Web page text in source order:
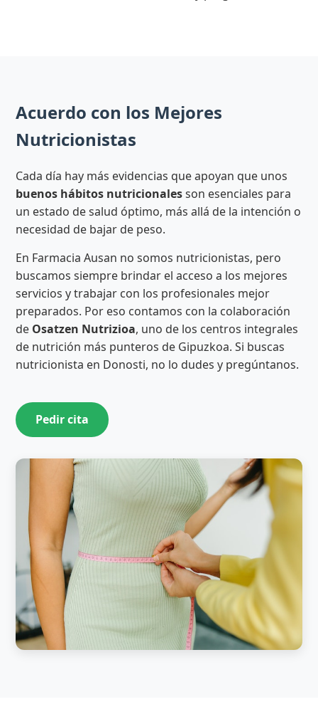
Acuerdo con los Mejores
Nutricionistas
Cada día hay más evidencias que apoyan que unos
buenos hábitos nutricionalesson esenciales para
un estado de salud óptimo, más allá de la intención o
necesidad de bajar de peso.
En Farmacia Ausan no somos nutricionistas, pero
buscamos siempre brindar el acceso a los mejores
servicios y trabajar con los profesionales mejor
preparados. Por eso contamos con la colaboración
de Osatzen Nutrizioa, uno de los centros integrales
de nutrición más punteros de Gipuzkoa. Si buscas
nutricionista en Donosti, no lo dudes y pregúntanos.
Pedir cita